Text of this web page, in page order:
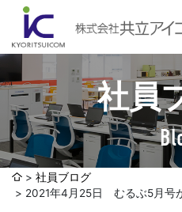
社員
会社
社長
企業
沿
認証
選ばれ
サー
Web制作・ホ
社員ブログ
2021年4月25日 むるぶ5月号